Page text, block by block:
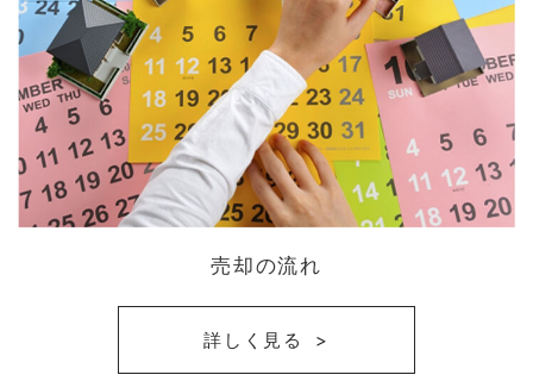
売却の流れ
詳しく見る